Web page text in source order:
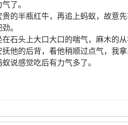
了。
的半瓶红牛，再追上蚂蚁，故意
。
石头上大口大口的喘气，麻木的
他的后背，看他稍顺过点气，我
说感觉吃后有力气多了。